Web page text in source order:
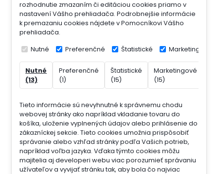
rozhodnutie zmazaním či editáciou cookies priamo v
nastavení Vášho prehliadača. Podrobnejšie informácie
k premazaniu cookies nájdete v Pomocníkovi Vášho
prehliadača.
Nutné Preferenčné Štatistické Marketingové
Nutné
(13)
Preferenčné
(1)
Štatistické
(15)
Marketingové
(15)
Tieto informácie sú nevyhnutné k správnemu chodu
webovej stránky ako napríklad vkladanie tovaru do
košíka, uloženie vyplnených údajov alebo prihlásenie do
zákazníckej sekcie. Tieto cookies umožnia prispôsobiť
správanie alebo vzhľad stránky podľa Vašich potrieb,
napríklad voľba jazyka. Vďaka týmto cookies môžu
majitelia aj developeri webu viac porozumieť správaniu
užívateľov a vyvijať stránku tak, aby bola čo najviac